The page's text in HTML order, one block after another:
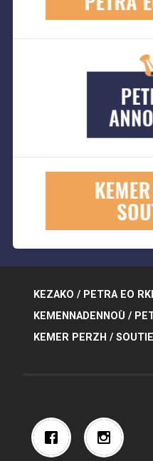
KEZAKO / PETRA EO
KEMENNADENNOÙ /
KEMER PERZH /